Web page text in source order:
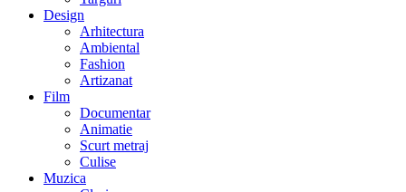
Design
Arhitectura
Ambiental
Fashion
Artizanat
Film
Documentar
Animatie
Scurt metraj
Culise
Muzica